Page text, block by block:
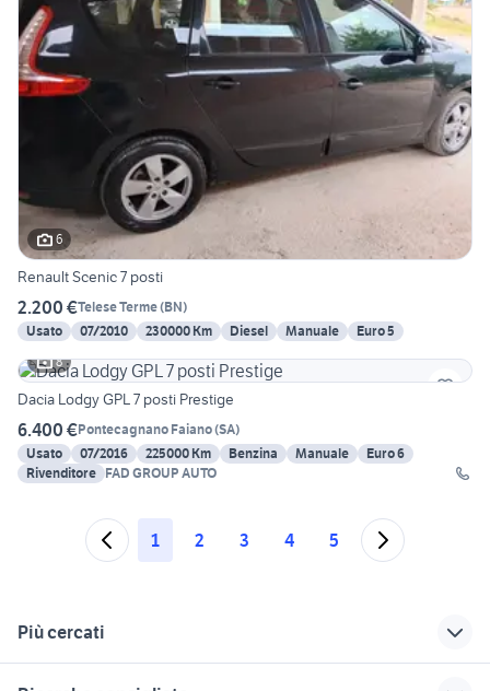
6
Renault Scenic 7 posti
2.200 €Telese Terme(BN)
Usato
07/2010 230000 Km Diesel Manuale
Euro 5
8
Dacia Lodgy GPL 7 posti Prestige
6.400 €Pontecagnano Faiano(SA)
Usato
07/2016 225000 Km Benzina Manuale
Euro 6
Rivenditore FAD GROUP AUTO
1 2 3 4 5
Più cercati